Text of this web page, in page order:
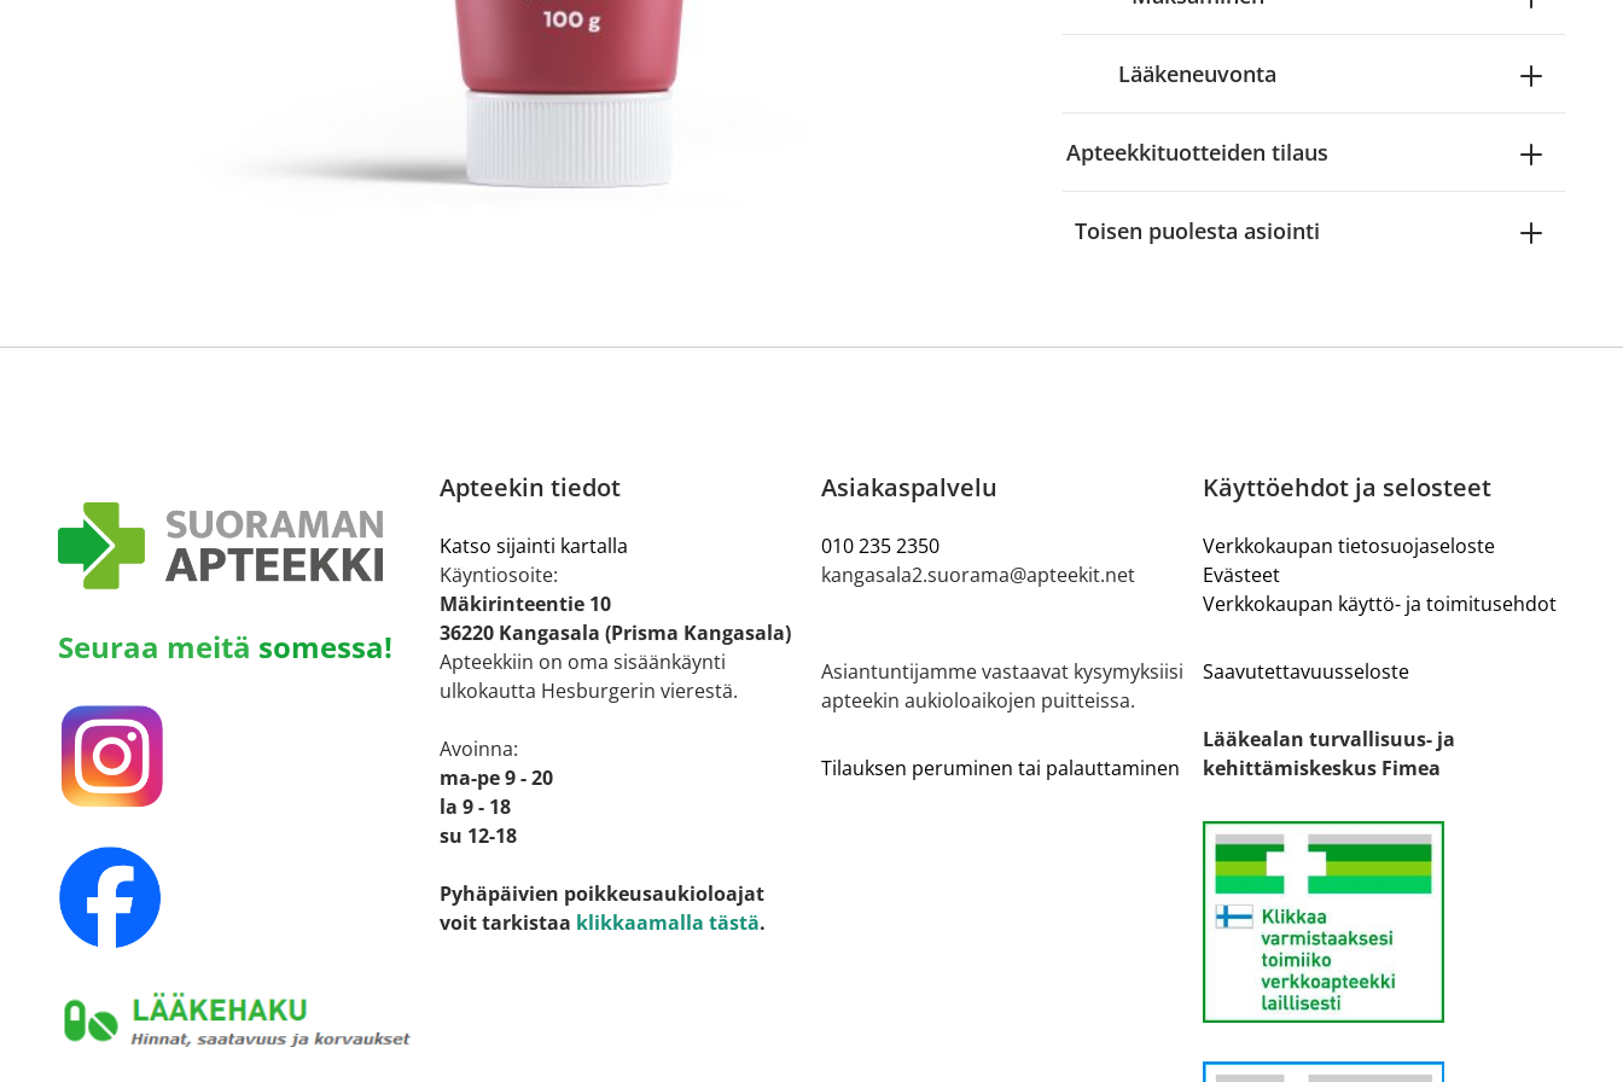
Reseptilääkkeiden tilaaminen edellyttää voimassa olevaa reseptiä, ja voit
-palvelusta. Tilausta varten sinun pitää ensin
tunnistautua. Apteekki käsittelee tilauksesi, jonka jälkeen voit maksaa ostoksesi.
Lääkeneuvonta
Apteekkituotteiden tilaus
Toisen puolesta asiointi
Seuraa meitä somessa!
Apteekin tiedot
Katso sijainti kartalla
Käyntiosoite:
Mäkirinteentie 10
36220 Kangasala (Prisma Kangasala)
Apteekkiin on oma sisäänkäynti
ulkokautta Hesburgerin vierestä.
Avoinna:
ma-pe 9 - 20
la 9 - 18
su 12-18
Pyhäpäivien poikkeusaukioloajat
voit tarkistaa klikkaamalla tästä.
Asiakaspalvelu
010 235 2350
kangasala2.suorama@apteekit.net
Asiantuntijamme vastaavat kysymyksiisi
apteekin aukioloaikojen puitteissa.
Tilauksen peruminen tai palauttaminen
Käyttöehdot ja selosteet
Verkkokaupan tietosuojaseloste
Evästeet
Verkkokaupan käyttö- ja toimitusehdot
Saavutettavuusseloste
Lääkealan turvallisuus- ja
kehittämiskeskus Fimea